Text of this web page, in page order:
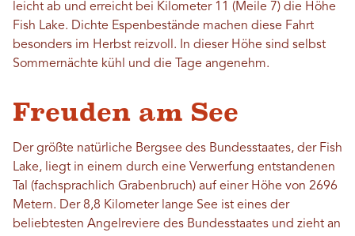
leicht ab und erreicht bei Kilometer 11 (Meile 7) die Höhe
Fish Lake. Dichte Espenbestände machen diese Fahrt
besonders im Herbst reizvoll. In dieser Höhe sind selbst
Sommernächte kühl und die Tage angenehm.
Freuden am See
Der größte natürliche Bergsee des Bundesstaates, der Fish
Lake, liegt in einem durch eine Verwerfung entstandenen
Tal (fachsprachlich Grabenbruch) auf einer Höhe von 2696
Metern. Der 8,8 Kilometer lange See ist eines der
beliebtesten Angelreviere des Bundesstaates und zieht an